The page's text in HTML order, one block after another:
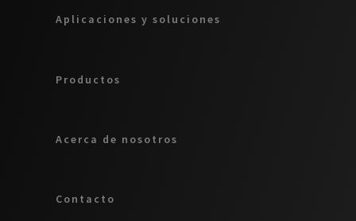
Aplicaciones y soluciones
Productos
Acerca de nosotros
Contacto